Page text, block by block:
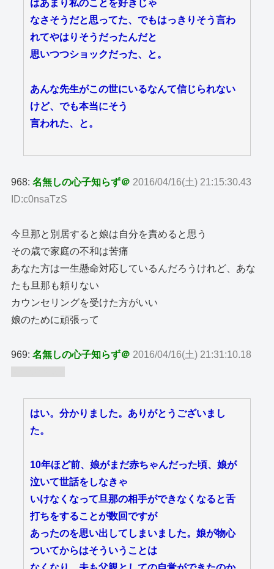
はあまり私のことを好きじゃ
なさそうだと思ってた、でもはっきりそう言わ
れてやはりそうだったんだと
思いつつショックだった、と。
あんな先生がこの世にいるなんて信じられない
けど、でも本当にそう
言われた、と。
968:名無しの心子知らず＠ 2016/04/16(土) 21:15:30.43
ID:c0nsaTzS
今旦那と別居すると娘は自分を責めると思う
その歳で家庭の不和は苦痛
あなた方は一生懸命対応しているんだろうけれど、あな
たも旦那も頼りない
カウンセリングを受けた方がいい
娘のために頑張って
969:名無しの心子知らず＠ 2016/04/16(土) 21:31:10.18
はい。分かりました。ありがとうございまし
た。
10年ほど前、娘がまだ赤ちゃんだった頃、娘が
泣いて世話をしなきゃ
いけなくなって旦那の相手ができなくなると舌
打ちをすることが数回ですが
あったのを思い出してしまいました。娘が物心
ついてからはそういうことは